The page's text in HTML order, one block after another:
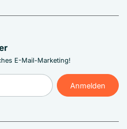
E-Mail-Marketing!
Anmelden